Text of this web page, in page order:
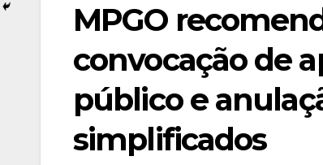
MPGO
convocação de
público e
simplificados